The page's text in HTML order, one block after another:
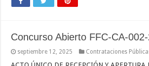
Concurso Abierto FFC-CA-
septiembre 12, 2025 Contrataciones